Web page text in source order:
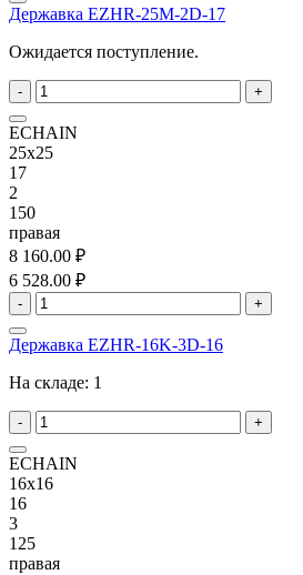
Державка EZHR-25M-2D-17
Ожидается поступление.
- +
ECHAIN
25x25
17
2
150
правая
8 160.00 ₽
6 528.00 ₽
- +
Державка EZHR-16K-3D-16
На складе: 1
- +
ECHAIN
16x16
16
3
125
правая